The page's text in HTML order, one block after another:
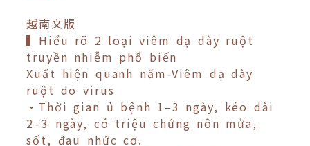
越南文版
▍Hiểu rõ 2 loại viêm dạ dày ruột
truyền nhiễm phổ biến
Xuất hiện quanh năm-Viêm dạ dày
ruột do virus
•Thời gian ủ bệnh 1–3 ngày, kéo dài
2–3 ngày, có triệu chứng nôn mửa,
sốt, đau nhức cơ.